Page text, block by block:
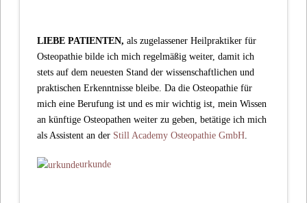
LIEBE PATIENTEN, als zugelassener Heilpraktiker für
Osteopathie bilde ich mich regelmäßig weiter, damit ich
stets auf dem neuesten Stand der wissenschaftlichen und
praktischen Erkenntnisse bleibe. Da die Osteopathie für
mich eine Berufung ist und es mir wichtig ist, mein Wissen
an künftige Osteopathen weiter zu geben, betätige ich mich
als Assistent an der Still Academy Osteopathie GmbH.
urkunde